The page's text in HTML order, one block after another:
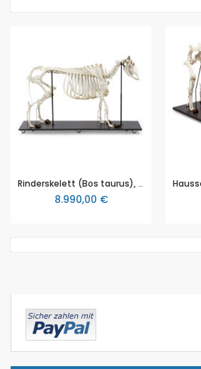
Rinderskelett (Bos taurus), ohne Hörner, artikuliert
8.990,00 €